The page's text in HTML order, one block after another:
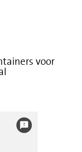
voor
feedback